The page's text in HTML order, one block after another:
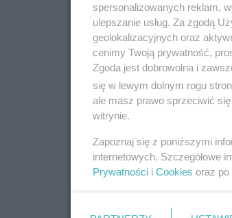
spersonalizowanych reklam,
ulepszanie usług. Za zgodą
geolokalizacyjnych oraz
cenimy Twoją prywatność,
Zgoda jest dobrowolna i
się w lewym dolnym rogu
ale masz prawo sprzeciwić
witrynie.
Zapoznaj się z poniższymi
internetowych. Szczegółowe
Prywatności i Cookies oraz po